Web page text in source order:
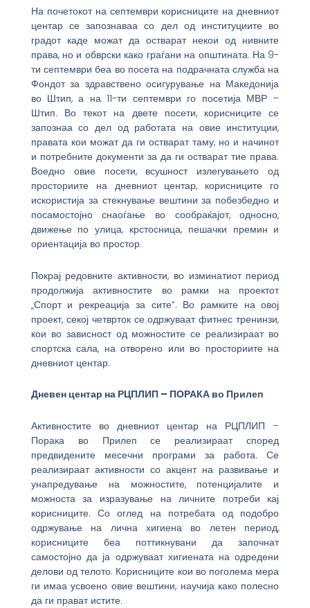
На почетокот на септември корисниците на дневниот
центар се запознаваа со дел од институциите во
градот каде можат да остварат некои од нивните
права, но и обврски како граѓани на општината. На 9-
ти септември беа во посета на подрачната служба на
Фондот за здравствено осигурување на Македонија
во Штип, а на 11-ти септември го посетија МВР –
Штип. Во текот на двете посети, корисниците се
запознаа со дел од работата на овие институции,
правата кои можат да ги остварат таму, но и начинот
и потребните документи за да ги остварат тие права.
Воедно овие посети, всушност излегувањето од
просториите на дневниот центар, корисниците го
искористија за стекнување вештини за побезбедно и
посамостојно снаоѓање во сообраќајот, односно,
движење по улица, крстосница, пешачки премин и
ориентација во простор.
Покрај редовните активности, во изминатиот период
продолжија активностите во рамки на проектот
„Спорт и рекреација за сите“. Во рамките на овој
проект, секој четврток се одржуваат фитнес тренинзи,
кои во зависност од можностите се реализираат во
спортска сала, на отворено или во просториите на
дневниот центар.
Дневен центар на РЦПЛИП – ПОРАКА во Прилеп
Активностите во дневниот центар на РЦПЛИП –
Порака во Прилеп се реализираат според
предвидените месечни програми за работа. Се
реализираат активности со акцент на развивање и
унапредување на можностите, потенцијалите и
можноста за изразување на личните потреби кај
корисниците. Со оглед на потребата од подобро
одржување на лична хигиена во летен период,
корисниците беа поттикнувани да започнат
самостојно да ја одржуваат хигиената на одредени
делови од телото. Корисниците кои во поголема мера
ги имаа усвоено овие вештини, научија како полесно
да ги прават истите.